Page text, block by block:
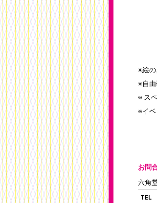
※絵の
※自由
※ ス
※イベ
お問
六角
TEL